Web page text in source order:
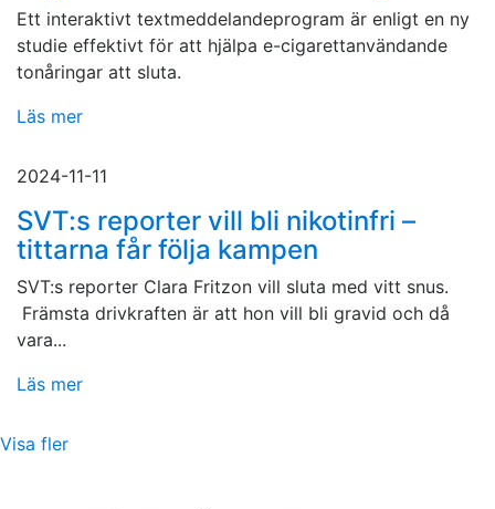
Ett interaktivt textmeddelandeprogram är enligt en ny
studie effektivt för att hjälpa e-cigarettanvändande
tonåringar att sluta.
Läs mer
2024-11-11
SVT:s reporter vill bli nikotinfri –
tittarna får följa kampen
SVT:s reporter Clara Fritzon vill sluta med vitt snus.
Främsta drivkraften är att hon vill bli gravid och då
vara...
Läs mer
Visa fler